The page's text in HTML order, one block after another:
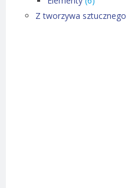
Z tworzywa sztucznego